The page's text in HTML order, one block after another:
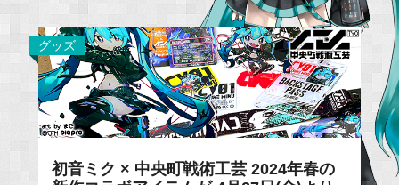
グッズ
初音ミク × 中央町戦術工芸 2024年春の